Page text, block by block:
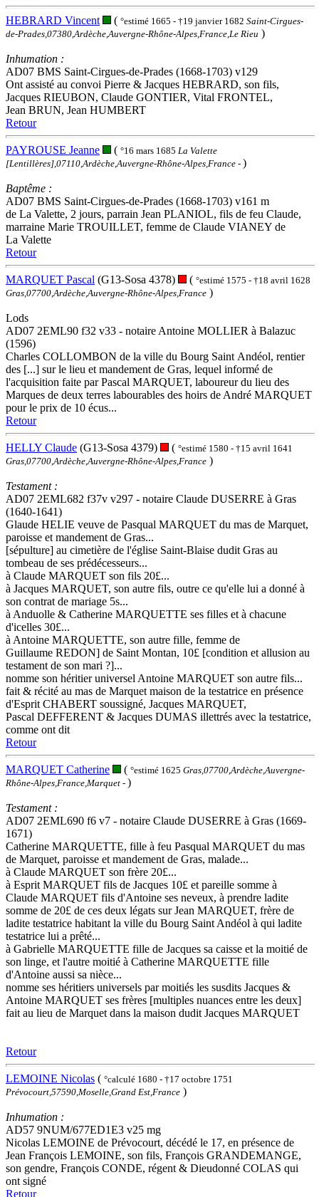
HEBRARD Vincent ( °estimé 1665 - †19 janvier 1682 Saint-Cirgues-
de-Prades,07380,Ardèche,Auvergne-Rhône-Alpes,France,Le Rieu )
Inhumation :
AD07 BMS Saint-Cirgues-de-Prades (1668-1703) v129
Ont assisté au convoi Pierre & Jacques HEBRARD, son fils,
Jacques RIEUBON, Claude GONTIER, Vital FRONTEL,
Jean BRUN, Jean HUMBERT
Retour
PAYROUSE Jeanne ( °16 mars 1685 La Valette
[Lentillères],07110,Ardèche,Auvergne-Rhône-Alpes,France - )
Baptême :
AD07 BMS Saint-Cirgues-de-Prades (1668-1703) v161 m
de La Valette, 2 jours, parrain Jean PLANIOL, fils de feu Claude,
marraine Marie TROUILLET, femme de Claude VIANEY de
La Valette
Retour
MARQUET Pascal (G13-Sosa 4378) ( °estimé 1575 - †18 avril 1628
Gras,07700,Ardèche,Auvergne-Rhône-Alpes,France )
Lods
AD07 2EML90 f32 v33 - notaire Antoine MOLLIER à Balazuc
(1596)
Charles COLLOMBON de la ville du Bourg Saint Andéol, rentier
des [...] sur le lieu et mandement de Gras, lequel informé de
l'acquisition faite par Pascal MARQUET, laboureur du lieu des
Marques de deux terres labourables des hoirs de André MARQUET
pour le prix de 10 écus...
Retour
HELLY Claude (G13-Sosa 4379) ( °estimé 1580 - †15 avril 1641
Gras,07700,Ardèche,Auvergne-Rhône-Alpes,France )
Testament :
AD07 2EML682 f37v v297 - notaire Claude DUSERRE à Gras
(1640-1641)
Glaude HELIE veuve de Pasqual MARQUET du mas de Marquet,
paroisse et mandement de Gras...
[sépulture] au cimetière de l'église Saint-Blaise dudit Gras au
tombeau de ses prédécesseurs...
à Claude MARQUET son fils 20£...
à Jacques MARQUET, son autre fils, outre ce qu'elle lui a donné à
son contrat de mariage 5s...
à Anduolle & Catherine MARQUETTE ses filles et à chacune
d'icelles 30£...
à Antoine MARQUETTE, son autre fille, femme de
Guillaume REDON] de Saint Montan, 10£ [condition et allusion au
testament de son mari ?]...
nomme son héritier universel Antoine MARQUET son autre fils...
fait & récité au mas de Marquet maison de la testatrice en présence
d'Esprit CHABERT soussigné, Jacques MARQUET,
Pascal DEFFERENT & Jacques DUMAS illettrés avec la testatrice,
comme ont dit
Retour
MARQUET Catherine ( °estimé 1625 Gras,07700,Ardèche,Auvergne-
Rhône-Alpes,France,Marquet - )
Testament :
AD07 2EML690 f6 v7 - notaire Claude DUSERRE à Gras (1669-
1671)
Catherine MARQUETTE, fille à feu Pasqual MARQUET du mas
de Marquet, paroisse et mandement de Gras, malade...
à Claude MARQUET son frère 20£...
à Esprit MARQUET fils de Jacques 10£ et pareille somme à
Claude MARQUET fils d'Antoine ses neveux, à prendre ladite
somme de 20£ de ces deux légats sur Jean MARQUET, frère de
ladite testatrice habitant la ville du Bourg Saint Andéol à qui ladite
testatrice lui a prêté...
à Gabrielle MARQUETTE fille de Jacques sa caisse et la moitié de
son linge, et l'autre moitié à Catherine MARQUETTE fille
d'Antoine aussi sa nièce...
nomme ses héritiers universels par moitiés les susdits Jacques &
Antoine MARQUET ses frères [multiples nuances entre les deux]
fait au lieu de Marquet dans la maison dudit Jacques MARQUET
Retour
LEMOINE Nicolas ( °calculé 1680 - †17 octobre 1751
Prévocourt,57590,Moselle,Grand Est,France )
Inhumation :
AD57 9NUM/677ED1E3 v25 mg
Nicolas LEMOINE de Prévocourt, décédé le 17, en présence de
Jean François LEMOINE, son fils, François GRANDEMANGE,
son gendre, François CONDE, régent & Dieudonné COLAS qui
ont signé
Retour